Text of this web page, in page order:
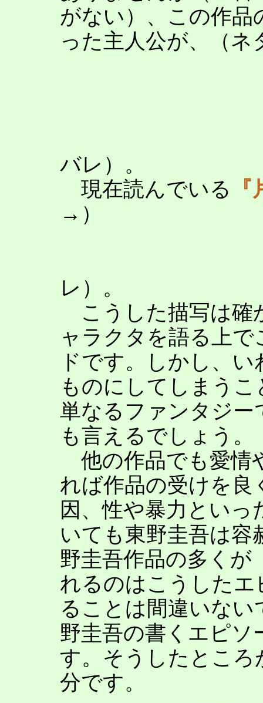
がない）、この作品
った主人公が、（
バレ）。
現在読んでいる
→）
レ）。
こうした描写は確
ャラクタを語る上
ドです。しかし、
ものにしてしまう
単なるファンタジー
も言えるでしょう。
他の作品でも愛情
れば作品の受けを
因、性や暴力とい
いても東野圭吾は容
野圭吾作品の多くが
れるのはこうした
ることは間違いな
野圭吾の書くエピソ
す。そうしたとこ
分です。